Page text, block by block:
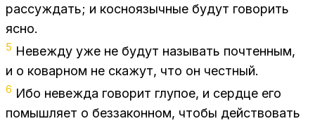
рас­суж­дать; и кос­но­языч­ные бу­дут го­во­рить
ясно.
5 Невеж­ду уже не бу­дут на­зы­вать по­чтен­ным,
и о ко­вар­ном не ска­жут, что он чест­ный.
6 Ибо невеж­да го­во­рит глу­пое, и серд­це его
по­мыш­ля­ет о без­за­кон­ном, что­бы дей­ство­вать